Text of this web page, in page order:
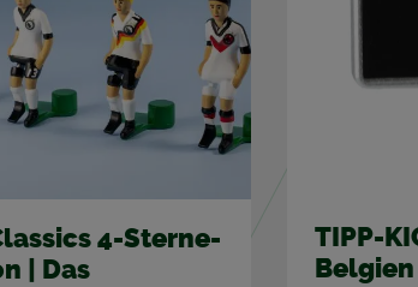
TIPP-KICK Sound­chip
Bel­gi­en